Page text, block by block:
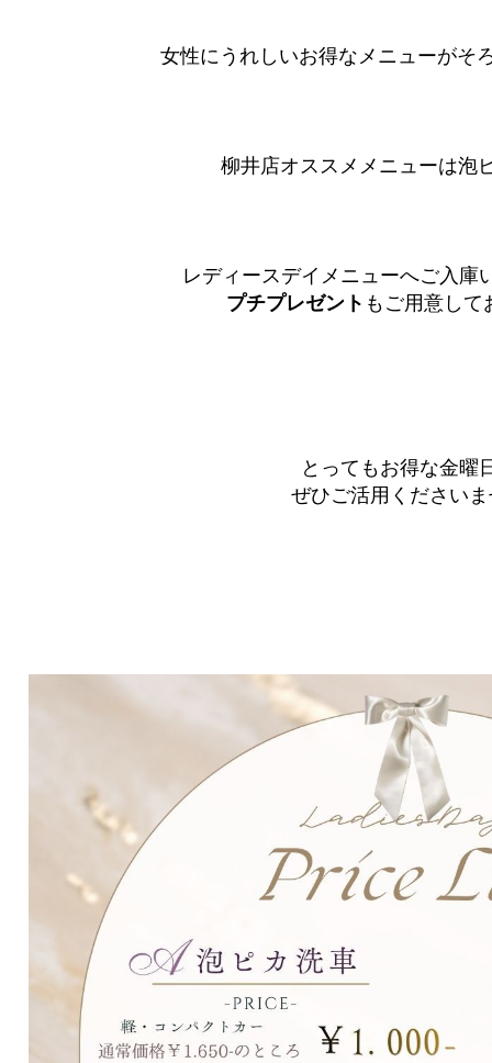
女性にうれしいお得なメニューがそ
柳井店オススメメニューは泡
レディースデイメニューへご入庫
プチプレゼント もご用意して
とってもお得な金曜
ぜひご活用ください